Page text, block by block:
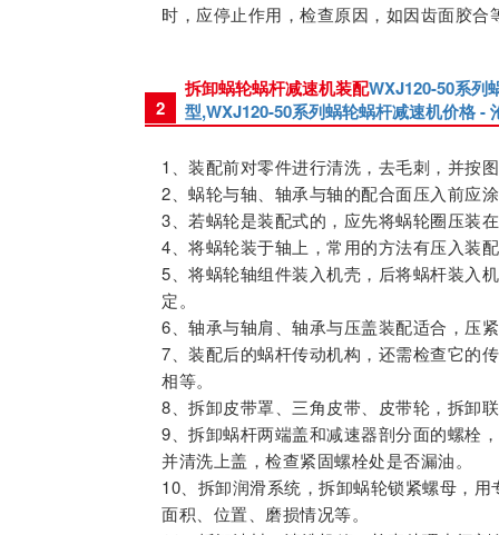
时，应停止作用，检查原因，如因齿面胶
2
拆卸蜗轮蜗杆减速机装配WXJ120-50系列
型,WXJ120-50系列蜗轮蜗杆减速机价格
1、装配前对零件进行清洗，去毛刺，并按
2、蜗轮与轴、轴承与轴的配合面压入前应
3、若蜗轮是装配式的，应先将蜗轮圈压装
4、将蜗轮装于轴上，常用的方法有压入装
5、将蜗轮轴组件装入机壳，后将蜗杆装入
定。
6、轴承与轴肩、轴承与压盖装配适合，压
7、装配后的蜗杆传动机构，还需检查它的
相等。
8、拆卸皮带罩、三角皮带、皮带轮，拆卸
9、拆卸蜗杆两端盖和减速器剖分面的螺栓
并清洗上盖，检查紧固螺栓处是否漏油。
10、拆卸润滑系统，拆卸蜗轮锁紧螺母，
面积、位置、磨损情况等。